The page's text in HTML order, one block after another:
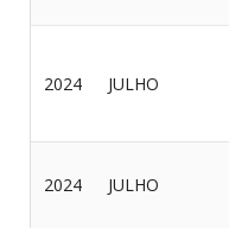
2024 JULHO
2024 JULHO